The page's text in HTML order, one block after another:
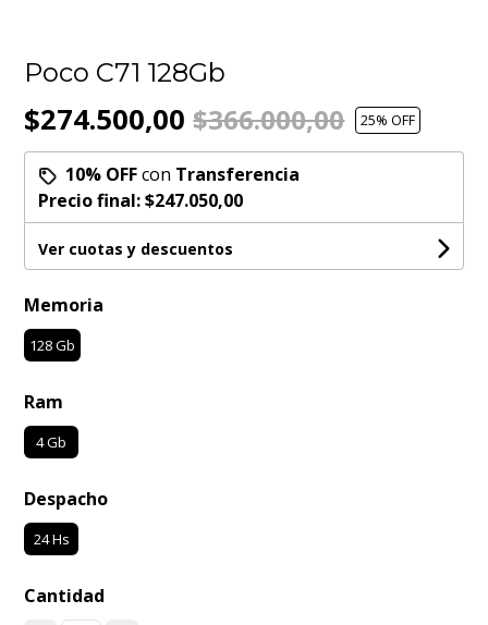
Poco C71 128Gb
$274.500,00$366.000,00 25% OFF
10% OFFcon Transferencia
Precio final:$247.050,00
Ver cuotas y descuentos
Memoria
128 Gb
Ram
4 Gb
Despacho
24 Hs
Cantidad